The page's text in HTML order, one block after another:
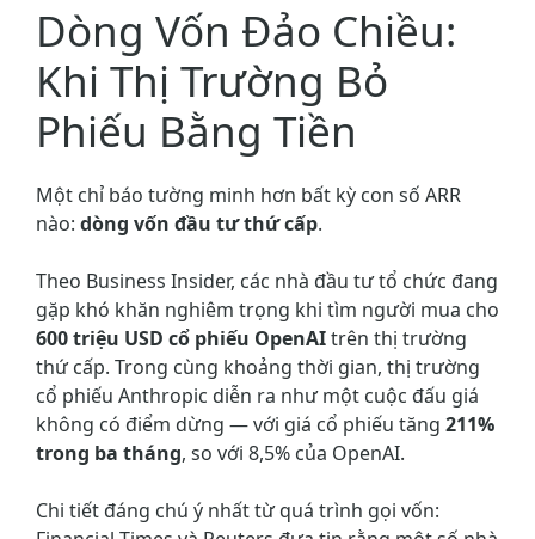
Dòng Vốn Đảo Chiều:
Khi Thị Trường Bỏ
Phiếu Bằng Tiền
Một chỉ báo tường minh hơn bất kỳ con số ARR
nào: dòng vốn đầu tư thứ cấp.
Theo Business Insider, các nhà đầu tư tổ chức đang
gặp khó khăn nghiêm trọng khi tìm người mua cho
600 triệu USD cổ phiếu OpenAItrên thị trường
thứ cấp. Trong cùng khoảng thời gian, thị trường
cổ phiếu Anthropic diễn ra như một cuộc đấu giá
không có điểm dừng — với giá cổ phiếu tăng 211%
trong ba tháng, so với 8,5% của OpenAI.
Chi tiết đáng chú ý nhất từ quá trình gọi vốn: